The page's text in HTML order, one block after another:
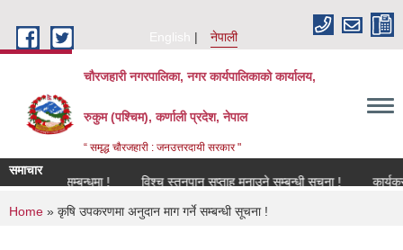
English
नेपाली
चौरजहारी नगरपालिका, नगर कार्यपालिकाको कार्यालय,
रुकुम (पश्चिम), कर्णाली प्रदेश, नेपाल
“ समृद्ध चौरजहारी : जनउत्तरदायी सरकार "
समाचार
सम्बन्धमा !
विश्च स्तनपान सप्ताह मनाउने सम्बन्धी सूचना !
You are here
Home » कृषि उपकरणमा अनुदान माग गर्ने सम्बन्धी सूचना !